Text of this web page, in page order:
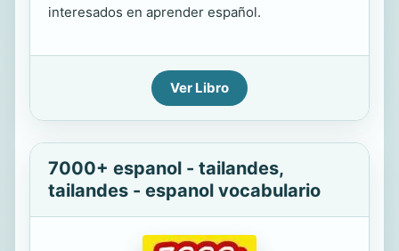
interesados en aprender español.
Ver Libro
7000+ espanol - tailandes,
tailandes - espanol vocabulario